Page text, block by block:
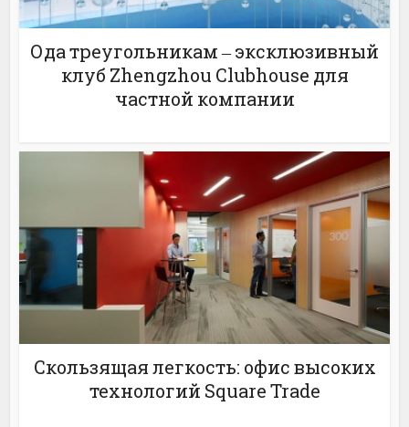
Ода треугольникам ‒ эксклюзивный
клуб Zhengzhou Clubhouse для
частной компании
Скользящая легкость: офис высоких
технологий Square Trade